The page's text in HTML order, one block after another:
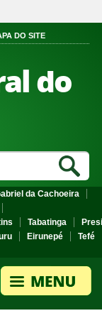
DO SITE
do
da Cachoeira
Tabatinga
Eirunepé
Tefé